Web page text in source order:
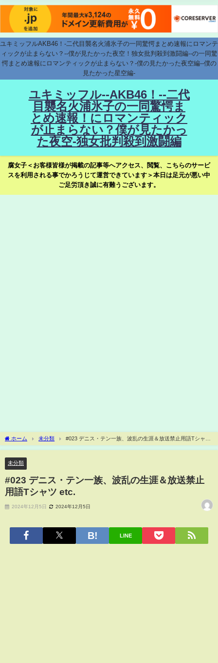
ユキミッフルAKB46！-二代目襲名火浦氷子の一同驚愕まとめ速報にロマンテ
ィックが止まらない？--僕が見たかった夜空！独女批判殺到激闘編--の一同驚
愕まとめ速報にロマンティックが止まらない？-僕の見たかった夜空編--僕の
見たかった星空編-
ユキミッフル--AKB46！--二代
目襲名火浦氷子の一同驚愕ま
とめ速報！にロマンティック
が止まらない？僕が見たかっ
た夜空-独女批判殺到激闘編
腐女子＜お客様皆様が掲載の記事等へアクセス、閲覧、こちらのサービ
スを利用される事でかろうじて運営できています＞本日は足元が悪い中
ご足労頂き誠に有難うございます。
ホーム 未分類
#023 デニス・テン一族、波乱の生涯＆放送禁止用語Tシャツ
etc.
未分類
#023 デニス・テン一族、波乱の生涯＆放送禁止
用語Tシャツ etc.
2024年12月5日 2024年12月5日
LINE